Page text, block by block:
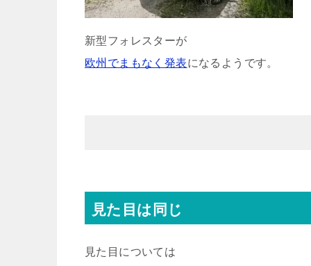
新型フォレスターが
欧州でまもなく発表になるようです。
見た目は同じ
見た目については